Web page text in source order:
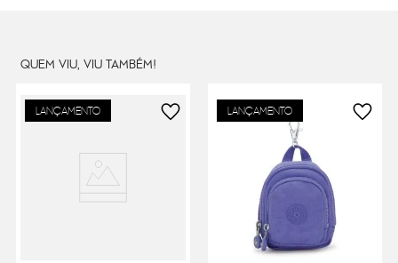
QUEM VIU, VIU TAMBÉM!
LANÇAMENTO LANÇAMENTO